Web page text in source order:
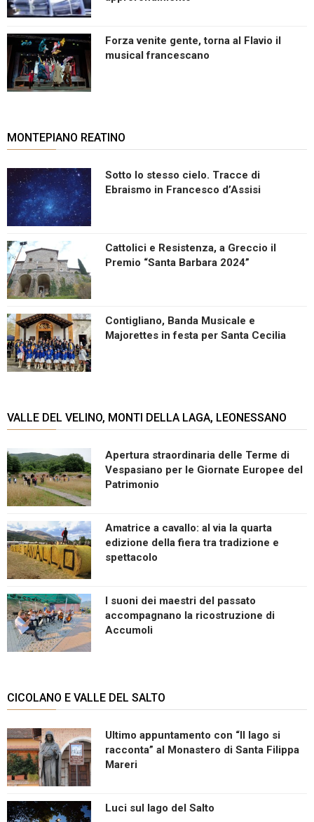
Forza venite gente, torna al Flavio il
musical francescano
MONTEPIANO REATINO
Sotto lo stesso cielo. Tracce di
Ebraismo in Francesco d’Assisi
Cattolici e Resistenza, a Greccio il
Premio “Santa Barbara 2024”
Contigliano, Banda Musicale e
Majorettes in festa per Santa Cecilia
VALLE DEL VELINO, MONTI DELLA LAGA, LEONESSANO
Apertura straordinaria delle Terme di
Vespasiano per le Giornate Europee del
Patrimonio
Amatrice a cavallo: al via la quarta
edizione della fiera tra tradizione e
spettacolo
I suoni dei maestri del passato
accompagnano la ricostruzione di
Accumoli
CICOLANO E VALLE DEL SALTO
Ultimo appuntamento con “Il lago si
racconta” al Monastero di Santa Filippa
Mareri
Luci sul lago del Salto